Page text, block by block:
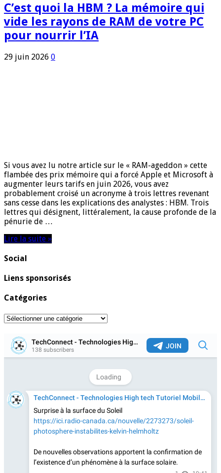
C’est quoi la HBM ? La mémoire qui
vide les rayons de RAM de votre PC
pour nourrir l’IA
29 juin 2026 0
Si vous avez lu notre article sur le « RAM-ageddon » cette
flambée des prix mémoire qui a forcé Apple et Microsoft à
augmenter leurs tarifs en juin 2026, vous avez
probablement croisé un acronyme à trois lettres revenant
sans cesse dans les explications des analystes : HBM. Trois
lettres qui désignent, littéralement, la cause profonde de la
pénurie de …
Lire la suite »
Social
Liens sponsorisés
Catégories
Catégories